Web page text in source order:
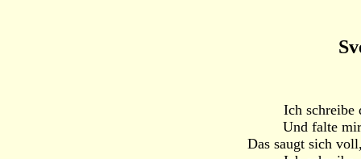
Ich schreibe
Und falte
Das saugt sich